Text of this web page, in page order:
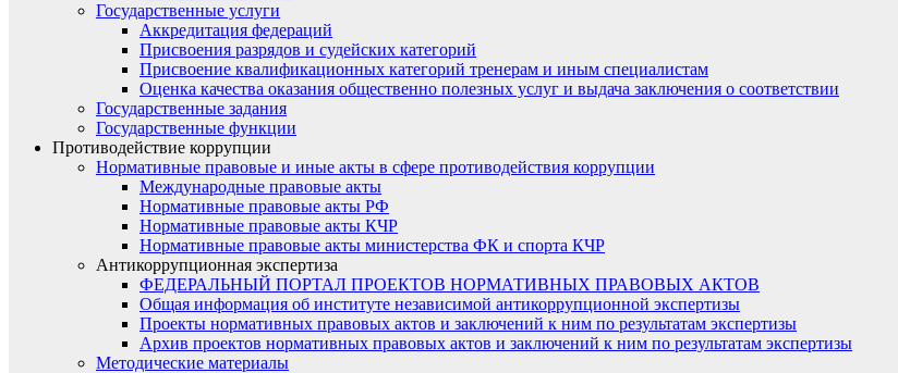
Государственные услуги
Аккредитация федераций
Присвоения разрядов и судейских категорий
Присвоение квалификационных категорий тренерам и иным специалистам
Оценка качества оказания общественно полезных услуг и выдача заключения о соответствии
Государственные задания
Государственные функции
Противодействие коррупции
Нормативные правовые и иные акты в сфере противодействия коррупции
Международные правовые акты
Нормативные правовые акты РФ
Нормативные правовые акты КЧР
Нормативные правовые акты министерства ФК и спорта КЧР
Антикоррупционная экспертиза
ФЕДЕРАЛЬНЫЙ ПОРТАЛ ПРОЕКТОВ НОРМАТИВНЫХ ПРАВОВЫХ АКТОВ
Общая информация об институте независимой антикоррупционной экспертизы
Проекты нормативных правовых актов и заключений к ним по результатам экспертизы
Архив проектов нормативных правовых актов и заключений к ним по результатам экспертизы
Методические материалы